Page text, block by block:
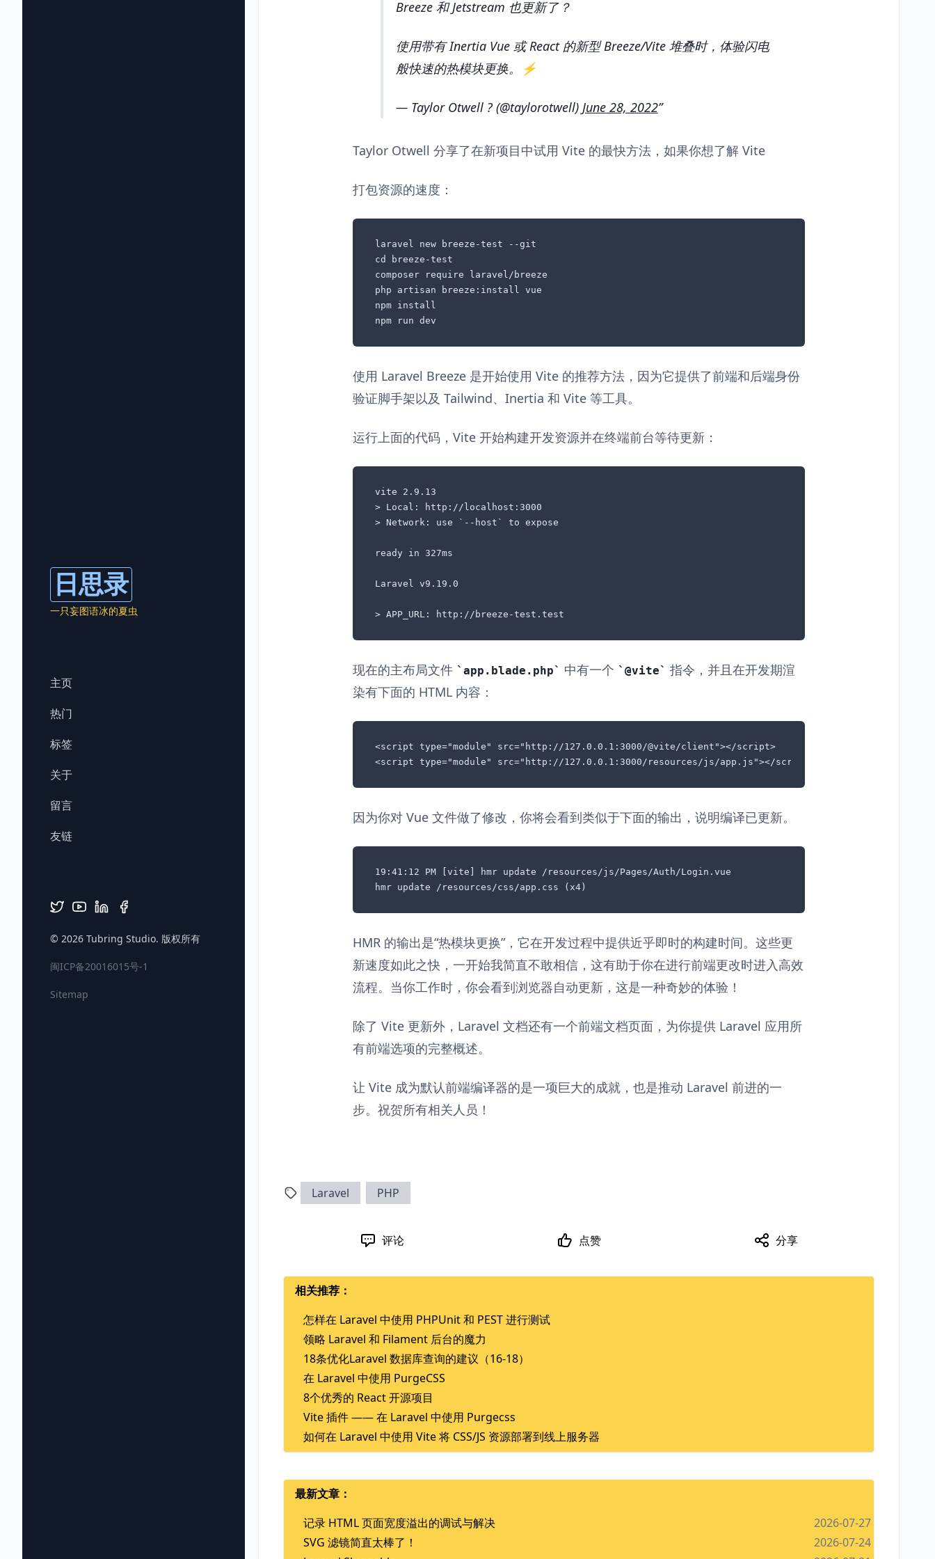
日思录
一只妄图语冰的夏虫
主页
热门
标签
关于
留言
友链
© 2026 Tubring Studio. 版权所有
闽ICP备20016015号-1
Sitemap
Breeze 和 Jetstream 也更新了？
使用带有 Inertia Vue 或 React 的新型 Breeze/Vite 堆叠时，体验闪电
般快速的热模块更换。
⚡
— Taylor Otwell ? (@taylorotwell) June 28, 2022
Taylor Otwell 分享了在新项目中试用 Vite 的最快方法，如果你想了解 Vite
打包资源的速度：
laravel new breeze-test --git
cd breeze-test
composer require laravel/breeze
php artisan breeze:install vue
npm install
npm run dev
使用 Laravel Breeze 是开始使用 Vite 的推荐方法，因为它提供了前端和后端身份
验证脚手架以及 Tailwind、Inertia 和 Vite 等工具。
运行上面的代码，Vite 开始构建开发资源并在终端前台等待更新：
vite 2.9.13
> Local: http://localhost:3000
> Network: use `--host` to expose
ready in 327ms
Laravel v9.19.0
现在的主布局文件 app.blade.php 中有一个 @vite
指令，并且在开发期渲
染有下面的 HTML 内容：
<script type="module" src="http://127.0.0.1:3000/@vite/client"></script>
<script type="module" src="http://127.0.0.1:3000/resources/js/app.js"></script>
因为你对 Vue 文件做了修改，你将会看到类似于下面的输出，说明编译已更新。
19:41:12 PM [vite] hmr update /resources/js/Pages/Auth/Login.vue
hmr update /resources/css/app.css (x4)
HMR 的输出是“热模块更换”，它在开发过程中提供近乎即时的构建时间。这些更
新速度如此之快，一开始我简直不敢相信，这有助于你在进行前端更改时进入高效
流程。当你工作时，你会看到浏览器自动更新，这是一种奇妙的体验！
除了 Vite 更新外，Laravel 文档还有一个前端文档页面，为你提供 Laravel 应用所
有前端选项的完整概述。
让 Vite 成为默认前端编译器的是一项巨大的成就，也是推动 Laravel 前进的一
步。祝贺所有相关人员！
Laravel PHP
评论 点赞 分享
相关推荐：
怎样在 Laravel 中使用 PHPUnit 和 PEST 进行测试
领略 Laravel 和 Filament 后台的魔力
18条优化Laravel 数据库查询的建议（16-18）
在 Laravel 中使用 PurgeCSS
8个优秀的 React 开源项目
Vite 插件 —— 在 Laravel 中使用 Purgecss
如何在 Laravel 中使用 Vite 将 CSS/JS 资源部署到线上服务器
最新文章：
记录 HTML 页面宽度溢出的调试与解决
2026-07-27
SVG 滤镜简直太棒了！
2026-07-24